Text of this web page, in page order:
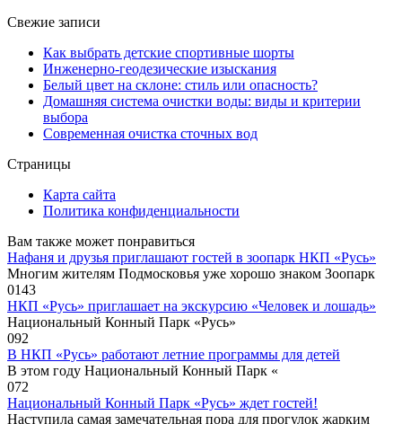
Свежие записи
Как выбрать детские спортивные шорты
Инженерно-геодезические изыскания
Белый цвет на склоне: стиль или опасность?
Домашняя система очистки воды: виды и критерии
выбора
Современная очистка сточных вод
Страницы
Карта сайта
Политика конфиденциальности
Вам также может понравиться
Нафаня и друзья приглашают гостей в зоопарк НКП «Русь»
Многим жителям Подмосковья уже хорошо знаком Зоопарк
0143
НКП «Русь» приглашает на экскурсию «Человек и лошадь»
Национальный Конный Парк «Русь»
092
В НКП «Русь» работают летние программы для детей
В этом году Национальный Конный Парк «
072
Национальный Конный Парк «Русь» ждет гостей!
Наступила самая замечательная пора для прогулок жарким